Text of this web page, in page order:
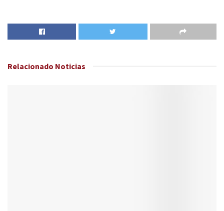
Relacionado Noticias